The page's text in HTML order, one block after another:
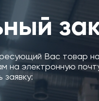
Вас товар на
на электронную
заявку: